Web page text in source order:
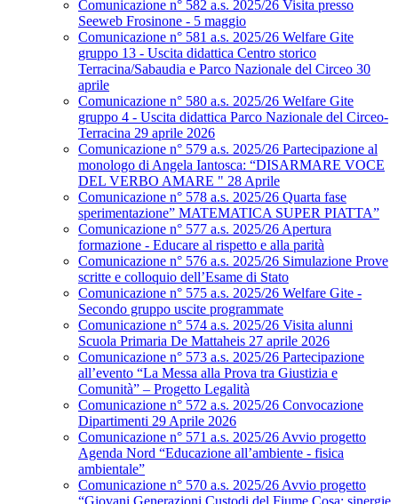
Comunicazione n° 582 a.s. 2025/26 Visita presso
Seeweb Frosinone - 5 maggio
Comunicazione n° 581 a.s. 2025/26 Welfare Gite
gruppo 13 - Uscita didattica Centro storico
Terracina/Sabaudia e Parco Nazionale del Circeo 30
aprile
Comunicazione n° 580 a.s. 2025/26 Welfare Gite
gruppo 4 - Uscita didattica Parco Nazionale del Circeo-
Terracina 29 aprile 2026
Comunicazione n° 579 a.s. 2025/26 Partecipazione al
monologo di Angela Iantosca: “DISARMARE VOCE
DEL VERBO AMARE " 28 Aprile
Comunicazione n° 578 a.s. 2025/26 Quarta fase
sperimentazione” MATEMATICA SUPER PIATTA”
Comunicazione n° 577 a.s. 2025/26 Apertura
formazione - Educare al rispetto e alla parità
Comunicazione n° 576 a.s. 2025/26 Simulazione Prove
scritte e colloquio dell’Esame di Stato
Comunicazione n° 575 a.s. 2025/26 Welfare Gite -
Secondo gruppo uscite programmate
Comunicazione n° 574 a.s. 2025/26 Visita alunni
Scuola Primaria De Mattaheis 27 aprile 2026
Comunicazione n° 573 a.s. 2025/26 Partecipazione
all’evento “La Messa alla Prova tra Giustizia e
Comunità” – Progetto Legalità
Comunicazione n° 572 a.s. 2025/26 Convocazione
Dipartimenti 29 Aprile 2026
Comunicazione n° 571 a.s. 2025/26 Avvio progetto
Agenda Nord “Educazione all’ambiente - fisica
ambientale”
Comunicazione n° 570 a.s. 2025/26 Avvio progetto